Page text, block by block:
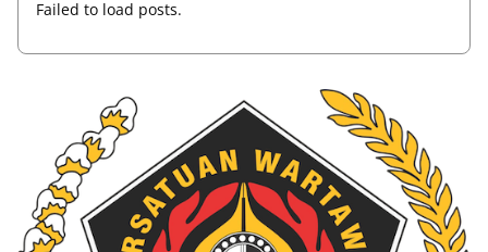
Failed to load posts.